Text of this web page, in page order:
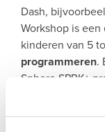
Dash,
Workshop is
kinderen van 5
programmeren.
Sphero SPRK+
leren
laten uitvoeren.